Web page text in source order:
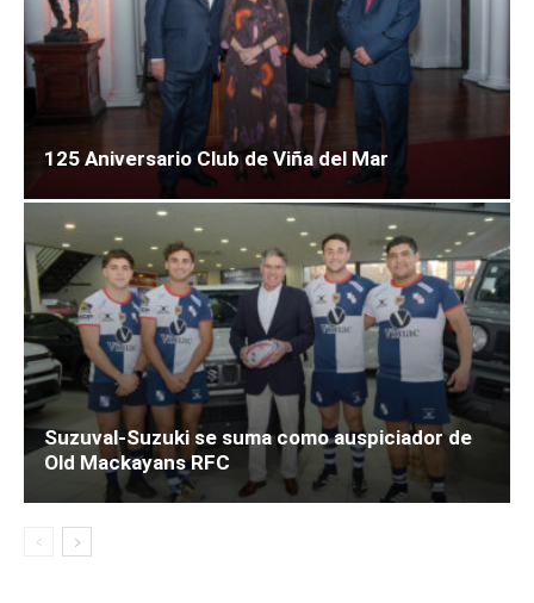
125 Aniversario Club de Viña del Mar
Suzuval-Suzuki se suma como auspiciador de
Old Mackayans RFC